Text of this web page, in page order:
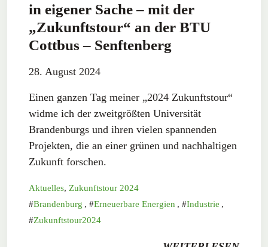
in eigener Sache – mit der
„Zukunftstour“ an der BTU
Cottbus – Senftenberg
28. August 2024
Einen ganzen Tag meiner „2024 Zukunftstour“
widme ich der zweitgrößten Universität
Brandenburgs und ihren vielen spannenden
Projekten, die an einer grünen und nachhaltigen
Zukunft forschen.
Aktuelles, Zukunftstour 2024
Brandenburg , Erneuerbare Energien , Industrie ,
Zukunftstour2024